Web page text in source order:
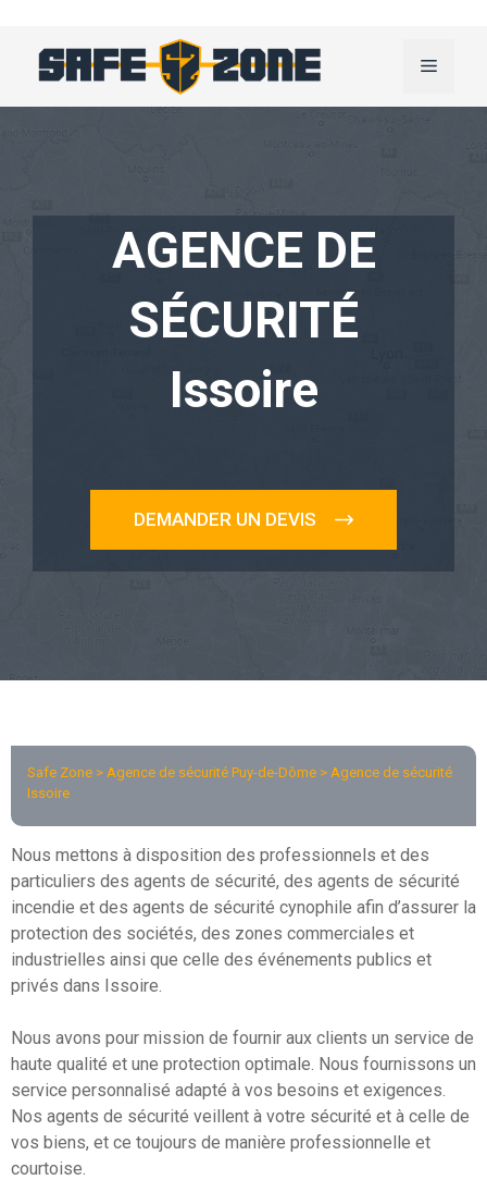
Menu
AGENCE DE
SÉCURITÉ
Issoire
DEMANDER UN DEVIS
Safe Zone > Agence de sécurité Puy-de-Dôme > Agence de sécurité
Issoire
Nous mettons à disposition des professionnels et des
particuliers des agents de sécurité, des agents de sécurité
incendie et des agents de sécurité cynophile afin d’assurer la
protection des sociétés, des zones commerciales et
industrielles ainsi que celle des événements publics et
privés dans Issoire.
Nous avons pour mission de fournir aux clients un service de
haute qualité et une protection optimale. Nous fournissons un
service personnalisé adapté à vos besoins et exigences.
Nos agents de sécurité veillent à votre sécurité et à celle de
vos biens, et ce toujours de manière professionnelle et
courtoise.